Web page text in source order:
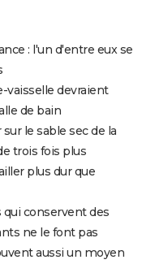
: l'un d'entre eux se
vaisselle devraient
de bain
le sable sec de la
trois fois plus
plus dur que
qui conservent des
ne le font pas
aussi un moyen